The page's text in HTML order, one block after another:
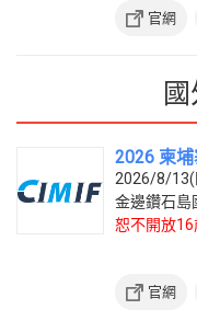
官網
2026 柬
2026/8/13(
金邊鑽石島
恕不開放16
官網